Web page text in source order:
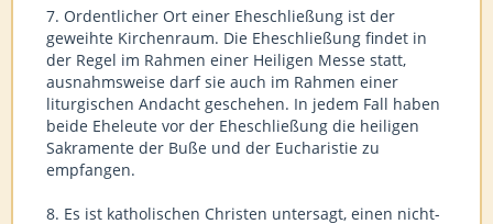
7. Ordentlicher Ort einer Eheschließung ist der
geweihte Kirchenraum. Die Eheschließung findet in
der Regel im Rahmen einer Heiligen Messe statt,
ausnahmsweise darf sie auch im Rahmen einer
liturgischen Andacht geschehen. In jedem Fall haben
beide Eheleute vor der Eheschließung die heiligen
Sakramente der Buße und der Eucharistie zu
empfangen.
8. Es ist katholischen Christen untersagt, einen nicht-